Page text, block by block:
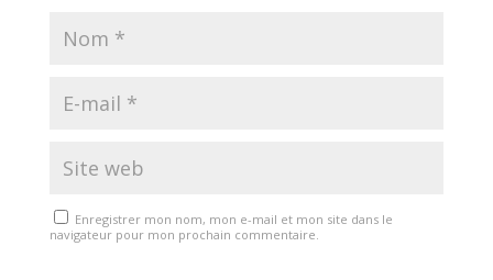
Enregistrer mon nom, mon e-mail et mon site dans le
navigateur pour mon prochain commentaire.